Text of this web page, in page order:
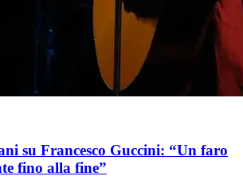
su Francesco Guccini: “Un faro
fino alla fine”